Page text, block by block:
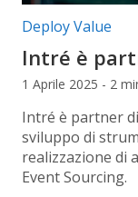
Categorie articolo:
Deploy Value
Intré è
1 Aprile 2025 - 2
Intré è partner
sviluppo di
realizzazione di
Event Sourcing.